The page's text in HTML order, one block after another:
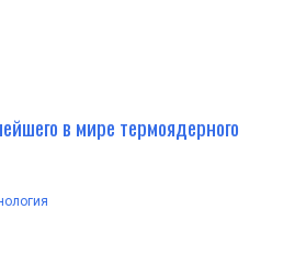
в мире термоядерного